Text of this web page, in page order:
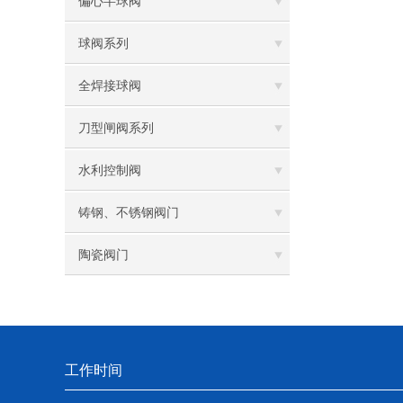
球阀系列
全焊接球阀
刀型闸阀系列
水利控制阀
铸钢、不锈钢阀门
陶瓷阀门
工作时间